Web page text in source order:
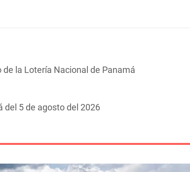
de la Lotería Nacional de Panamá
del 5 de agosto del 2026